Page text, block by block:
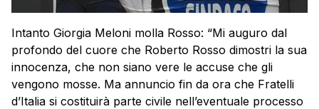
Intanto Giorgia Meloni molla Rosso: “Mi auguro dal
profondo del cuore che Roberto Rosso dimostri la sua
innocenza, che non siano vere le accuse che gli
vengono mosse. Ma annuncio fin da ora che Fratelli
d’Italia si costituirà parte civile nell’eventuale processo